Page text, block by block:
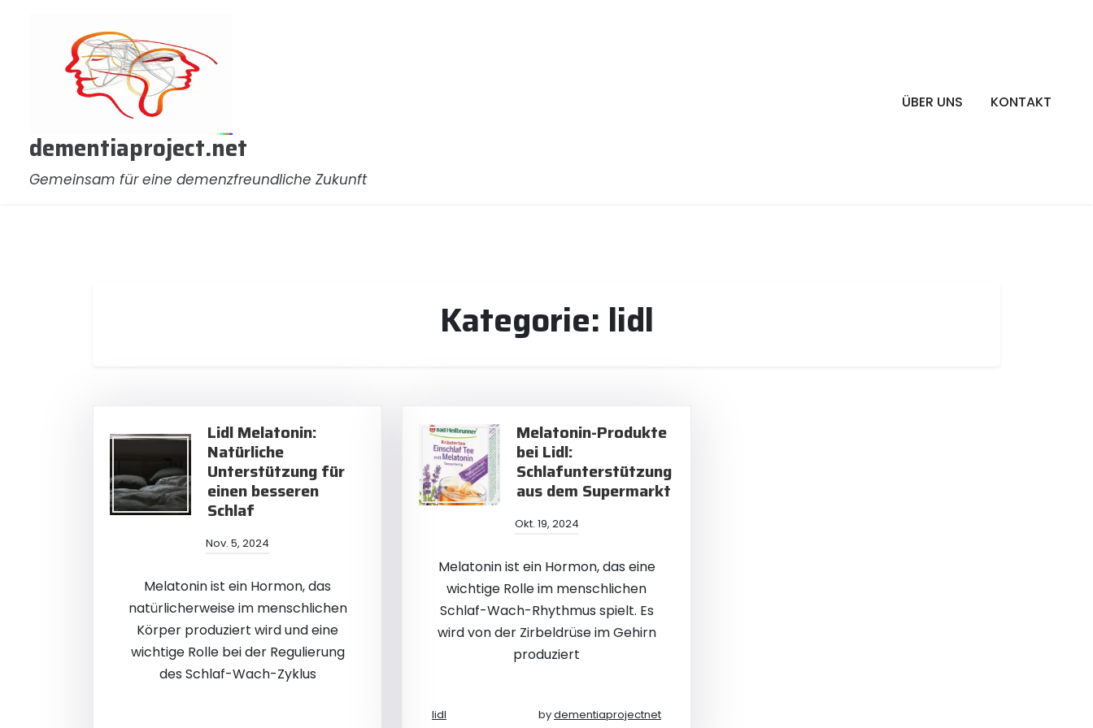
dementiaproject.net
Gemeinsam für eine demenzfreundliche Zukunft
ÜBER UNS KONTAKT
Kategorie: lidl
Lidl Melatonin:
Natürliche
Unterstützung für
einen besseren
Schlaf
Nov. 5, 2024
Melatonin ist ein Hormon, das
natürlicherweise im menschlichen
Körper produziert wird und eine
wichtige Rolle bei der Regulierung
des Schlaf-Wach-Zyklus
Melatonin-Produkte
bei Lidl:
Schlafunterstützung
aus dem Supermarkt
Okt. 19, 2024
Melatonin ist ein Hormon, das eine
wichtige Rolle im menschlichen
Schlaf-Wach-Rhythmus spielt. Es
wird von der Zirbeldrüse im Gehirn
produziert
lidl bydementiaprojectnet